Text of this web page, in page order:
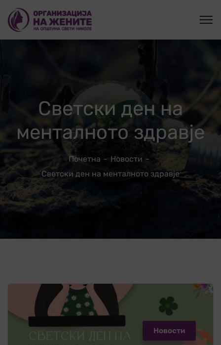
Светски ден на
менталното здравје
Почетна
Новости
Светски ден на менталното здравје
Новости